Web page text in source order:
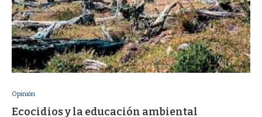
Opinión
Ecocidios y la educación ambiental